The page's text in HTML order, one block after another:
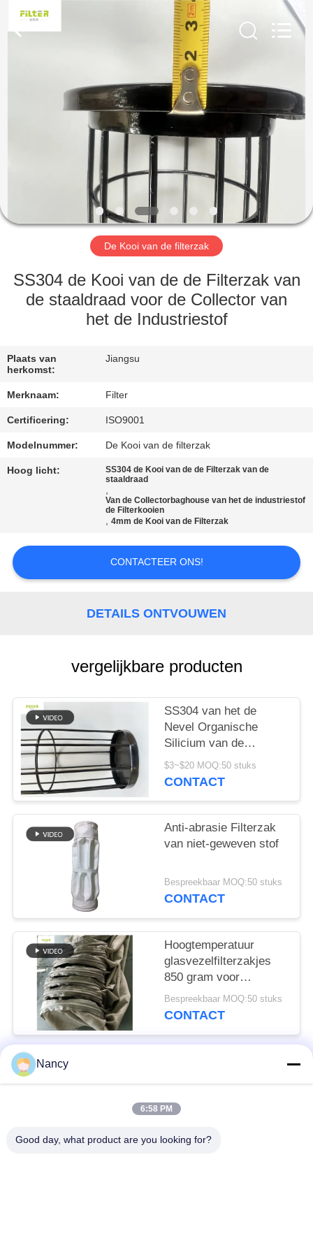
PRODUCTEN
FABRIEKSREIS
KWALITEITSCONTROLE
CONTACTEER
VERZOEK
OM EEN
CITAAT
PRIVACYBELEID
Environmental
Technology
De Kooi van de filterzak
SS304 de Kooi van de de Filterzak van
de staaldraad voor de Collector van
het de Industriestof
Plaats van
herkomst:
Jiangsu
Merknaam: Filter
Certificering: ISO9001
Modelnummer: De Kooi van de filterzak
Hoog licht:
SS304 de Kooi van de de Filterzak van de
staaldraad
,
Van de Collectorbaghouse van het de industriestof
de Filterkooien
,4mm de Kooi van de Filterzak
CONTACTEER ONS!
DETAILS ONTVOUWEN
vergelijkbare producten
SS304 van het de
Nevel Organische
Silicium van de
filterkooi de
$3~$20 MOQ:50 stuks
CONTACT
Anti-abrasie Filterzak
van niet-geweven stof
Bespreekbaar MOQ:50 stuks
CONTACT
Hoogtemperatuur
glasvezelfilterzakjes
850 gram voor
cementfabrieken
Bespreekbaar MOQ:50 stuks
CONTACT
populaire categorieën
Nancy
6:58 PM
Good day, what product are you looking for?